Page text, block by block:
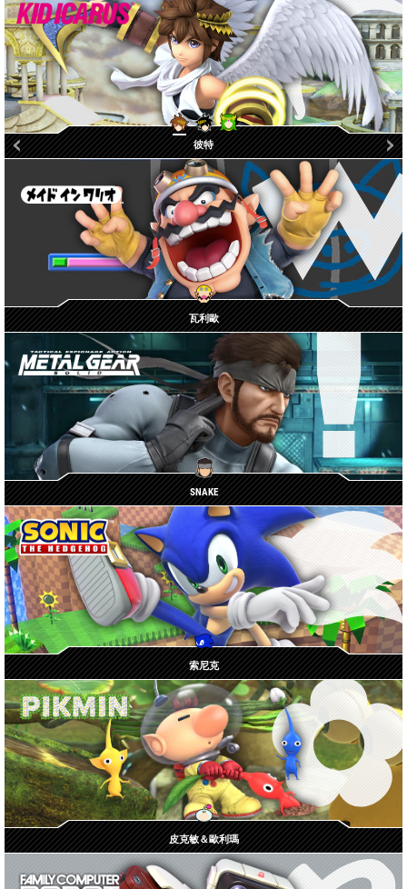
彼特
黑暗彼特
帕露蒂娜
瓦利歐
SNAKE
索尼克
皮克敏＆歐利瑪